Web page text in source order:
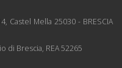
Castel Mella 25030 - BRESCIA
di Brescia, REA 52265